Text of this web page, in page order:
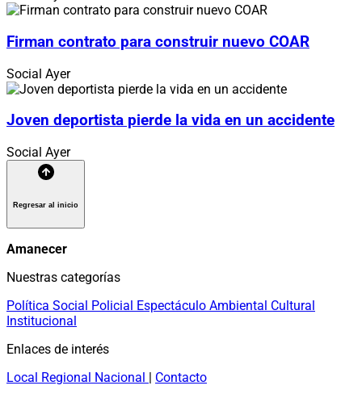
Firman contrato para construir nuevo COAR
Social Ayer
Joven deportista pierde la vida en un accidente
Social Ayer
Regresar al inicio
Amanecer
Nuestras categorías
Política Social Policial Espectáculo Ambiental Cultural
Institucional
Enlaces de interés
Local Regional Nacional | Contacto